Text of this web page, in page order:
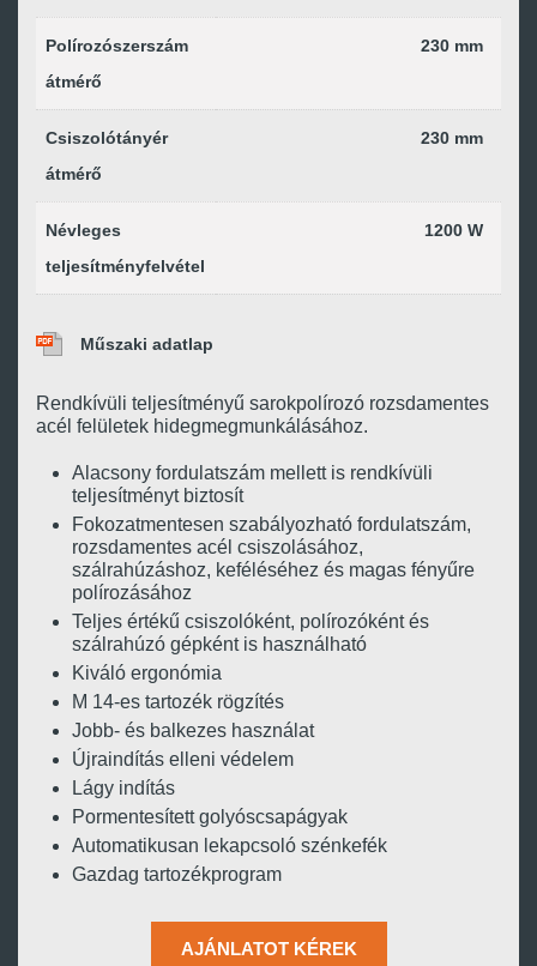
Polírozószerszám
átmérő
230 mm
Csiszolótányér
átmérő
230 mm
Névleges
teljesítményfelvétel
1200 W
Műszaki adatlap
Rendkívüli teljesítményű sarokpolírozó rozsdamentes
acél felületek hidegmegmunkálásához.
Alacsony fordulatszám mellett is rendkívüli
teljesítményt biztosít
Fokozatmentesen szabályozható fordulatszám,
rozsdamentes acél csiszolásához,
szálrahúzáshoz, keféléséhez és magas fényűre
polírozásához
Teljes értékű csiszolóként, polírozóként és
szálrahúzó gépként is használható
Kiváló ergonómia
M 14-es tartozék rögzítés
Jobb- és balkezes használat
Újraindítás elleni védelem
Lágy indítás
Pormentesített golyóscsapágyak
Automatikusan lekapcsoló szénkefék
Gazdag tartozékprogram
AJÁNLATOT KÉREK